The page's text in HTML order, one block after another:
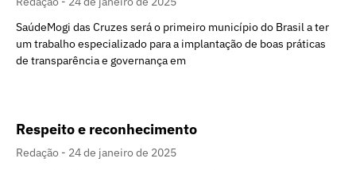
SaúdeMogi das Cruzes será o primeiro município do Brasil a ter
um trabalho especializado para a implantação de boas práticas
de transparência e governança em
Respeito e reconhecimento
Redação
24 de janeiro de 2025